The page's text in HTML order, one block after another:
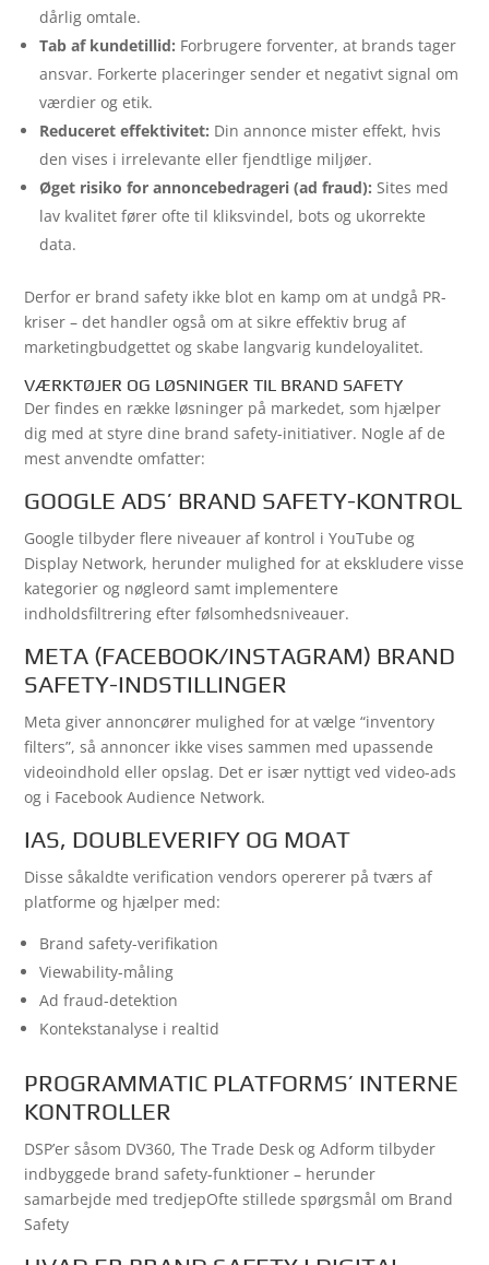
dårlig omtale.
Tab af kundetillid: Forbrugere forventer, at brands tager
ansvar. Forkerte placeringer sender et negativt signal om
værdier og etik.
Reduceret effektivitet: Din annonce mister effekt, hvis
den vises i irrelevante eller fjendtlige miljøer.
Øget risiko for annoncebedrageri (ad fraud): Sites med
lav kvalitet fører ofte til kliksvindel, bots og ukorrekte
data.
Derfor er brand safety ikke blot en kamp om at undgå PR-
kriser – det handler også om at sikre effektiv brug af
marketingbudgettet og skabe langvarig kundeloyalitet.
VÆRKTØJER OG LØSNINGER TIL BRAND SAFETY
Der findes en række løsninger på markedet, som hjælper
dig med at styre dine brand safety-initiativer. Nogle af de
mest anvendte omfatter:
GOOGLE ADS’ BRAND SAFETY-KONTROL
Google tilbyder flere niveauer af kontrol i YouTube og
Display Network, herunder mulighed for at ekskludere visse
kategorier og nøgleord samt implementere
indholdsfiltrering efter følsomhedsniveauer.
META (FACEBOOK/INSTAGRAM) BRAND
SAFETY-INDSTILLINGER
Meta giver annoncører mulighed for at vælge “inventory
filters”, så annoncer ikke vises sammen med upassende
videoindhold eller opslag. Det er især nyttigt ved video-ads
og i Facebook Audience Network.
IAS, DOUBLEVERIFY OG MOAT
Disse såkaldte verification vendors opererer på tværs af
platforme og hjælper med:
Brand safety-verifikation
Viewability-måling
Ad fraud-detektion
Kontekstanalyse i realtid
PROGRAMMATIC PLATFORMS’ INTERNE
KONTROLLER
DSP’er såsom DV360, The Trade Desk og Adform tilbyder
indbyggede brand safety-funktioner – herunder
samarbejde med tredjepOfte stillede spørgsmål om Brand
Safety